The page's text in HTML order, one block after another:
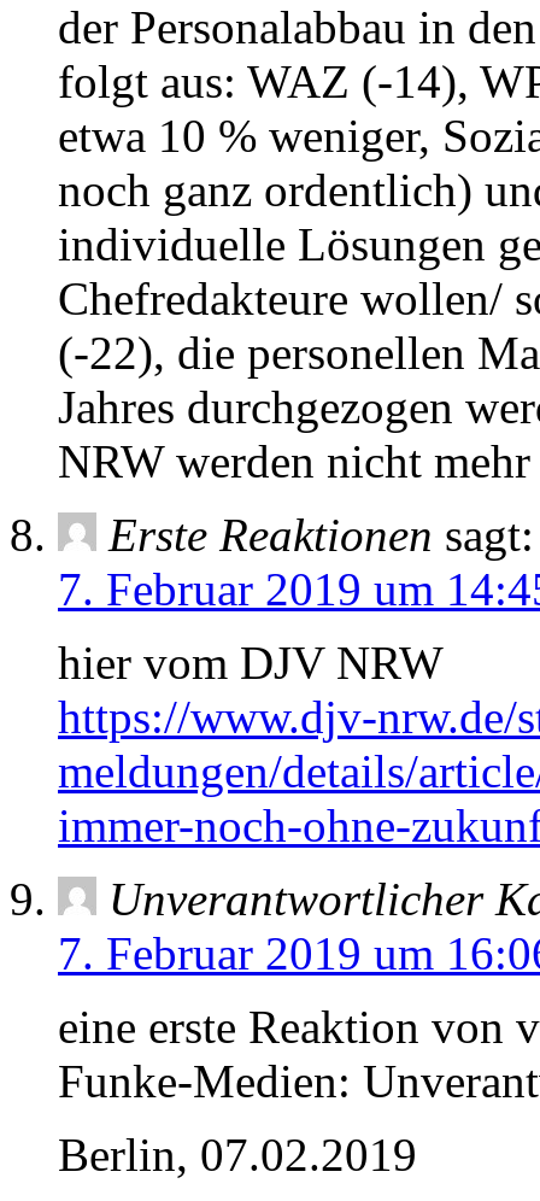
der Personalabbau in
folgt aus: WAZ (-14),
etwa 10 % weniger,
noch ganz ordentlich)
individuelle Lösungen
Chefredakteure wollen/
(-22), die personellen
Jahres durchgezogen
NRW werden nicht
Erste Reaktionen sagt:
7. Februar 2019 um
hier vom DJV NRW
https://www.djv-nrw.de/
meldungen/details/
immer-noch-ohne-
Unverantwortlicher
7. Februar 2019 um
eine erste Reaktion von
Funke-Medien:
Berlin, 07.02.2019